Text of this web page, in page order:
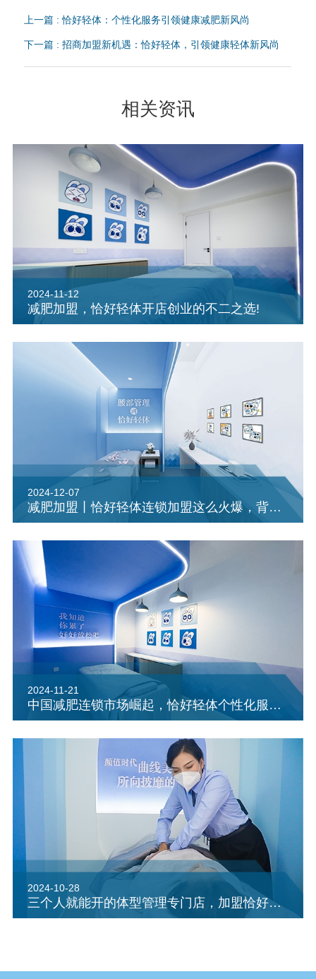
上一篇 : 恰好轻体：个性化服务引领健康减肥新风尚
下一篇 : 招商加盟新机遇：恰好轻体，引领健康轻体新风尚
相关资讯
2024-11-12
减肥加盟，恰好轻体开店创业的不二之选!
2024-12-07
减肥加盟丨恰好轻体连锁加盟这么火爆，背后有什么品牌优势？
2024-11-21
中国减肥连锁市场崛起，恰好轻体个性化服务引领健康减重新潮流
2024-10-28
三个人就能开的体型管理专门店，加盟恰好轻体瘦身品牌也算是小有